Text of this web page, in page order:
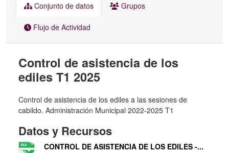
Conjunto de datos Grupos
Flujo de Actividad
Control de asistencia de los
ediles T1 2025
Control de asistencia de los ediles a las sesiones de
cabildo. Administración Municipal 2022-2025 T1
Datos y Recursos
CONTROL DE ASISTENCIA DE LOS EDILES -...